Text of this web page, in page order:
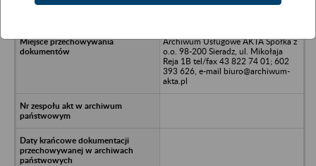
PARDE Paweł Paradowski -
Archiwum Usługowe AKTA Spółka z
o.o. 98-200 Sieradz, ul. Mikołaja
Reja 1B tel/fax 43 822 74 01; 602
393 626, e-mail biuro@archiwum-
akta.pl